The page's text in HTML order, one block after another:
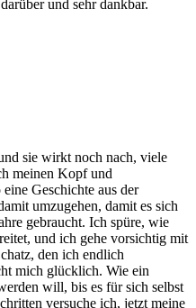
und sehr dankbar.
sie wirkt noch nach, viele
meinen Kopf und
Geschichte aus der
umzugehen, damit es sich
gebraucht. Ich spüre, wie
und ich gehe vorsichtig mit
den ich endlich
mich glücklich. Wie ein
will, bis es für sich selbst
versuche ich, jetzt meine